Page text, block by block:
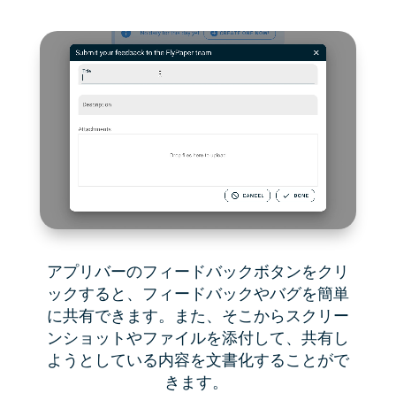
アプリバーのフィードバックボタンをクリ
ックすると、フィードバックやバグを簡単
に共有できます。また、そこからスクリー
ンショットやファイルを添付して、共有し
ようとしている内容を文書化することがで
きます。